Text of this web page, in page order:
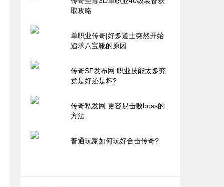
取攻略
单职业传奇|好多道士突然开始
追求八宝靴的原因
传奇SF发布网:职业技能太多究
竟是好还是坏?
传奇私发网:更容易击败boss的
方法
普通玩家如何玩好合击传奇?